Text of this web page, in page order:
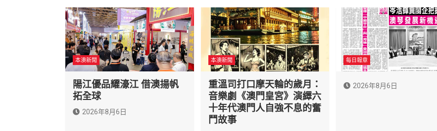
本澳新聞
陽江優品耀濠江 借澳揚帆
拓全球
2026年8月6日
本澳新聞
重溫司打口摩天輪的歲月：
音樂劇《澳門皇宮》演繹六
十年代澳門人自強不息的奮
鬥故事
每日報章
2026年8月6日